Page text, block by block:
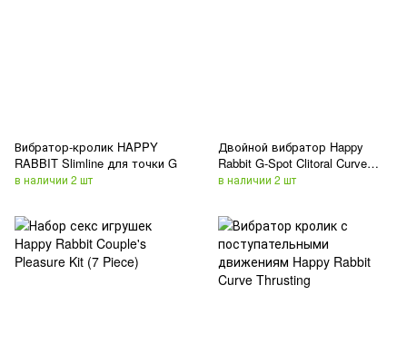
Вибратор-кролик HAPPY
RABBIT Slimline для точки G
в наличии 2 шт
Двойной вибратор Happy
Rabbit G-Spot Clitoral Curve
Vibrator
в наличии 2 шт